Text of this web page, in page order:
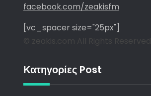
facebook.com/zeakisfm
[vc_spacer size="25px"]
© zeakis.com All Rights Reserved.
Κατηγορίες Post